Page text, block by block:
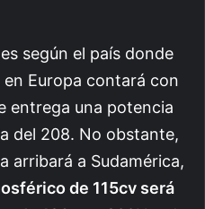
según el país donde
Europa contará con
entrega una potencia
del 208. No obstante,
arribará a Sudamérica,
de 115cv será